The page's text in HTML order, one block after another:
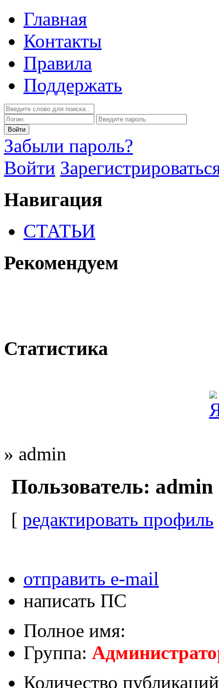
Главная
Контакты
Правила
Поддержать
Забыли пароль?
Войти
Навигация
СТАТЬИ
Рекомендуем
Статистика
» admin
Пользователь: admin
[ редактировать профиль
отправить e-mail
написать ПС
Полное имя:
Группа:
Количество